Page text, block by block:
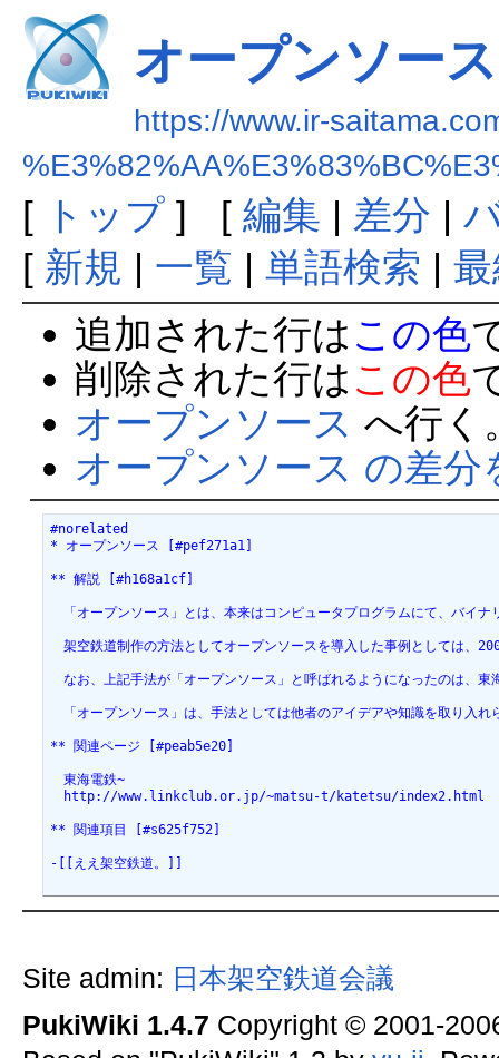
オープンソース
https://www.ir-
[ トップ] [ 編集 | 差分 |
[ 新規 | 一覧 | 単語検索 |
追加された行は この色
削除された行は この色
オープンソース へ行く
オープンソース の差分
#norelated
* オープンソース [#pef271a1]
** 解説 [#h168a1cf]
「オープンソース」とは、本来はコンピュータプログラムにて、バイ
架空鉄道制作の方法としてオープンソースを導入した事例としては、
なお、上記手法が「オープンソース」と呼ばれるようになったのは、
「オープンソース」は、手法としては他者のアイデアや知識を取り入
** 関連ページ [#peab5e20]
東海電鉄~
http://www.linkclub.or.jp/~matsu-t/katetsu/index2.html
** 関連項目 [#s625f752]
-[[ええ架空鉄道。]]
Site admin: 日本架空鉄道会議
PukiWiki 1.4.7 Copyright © 2001-